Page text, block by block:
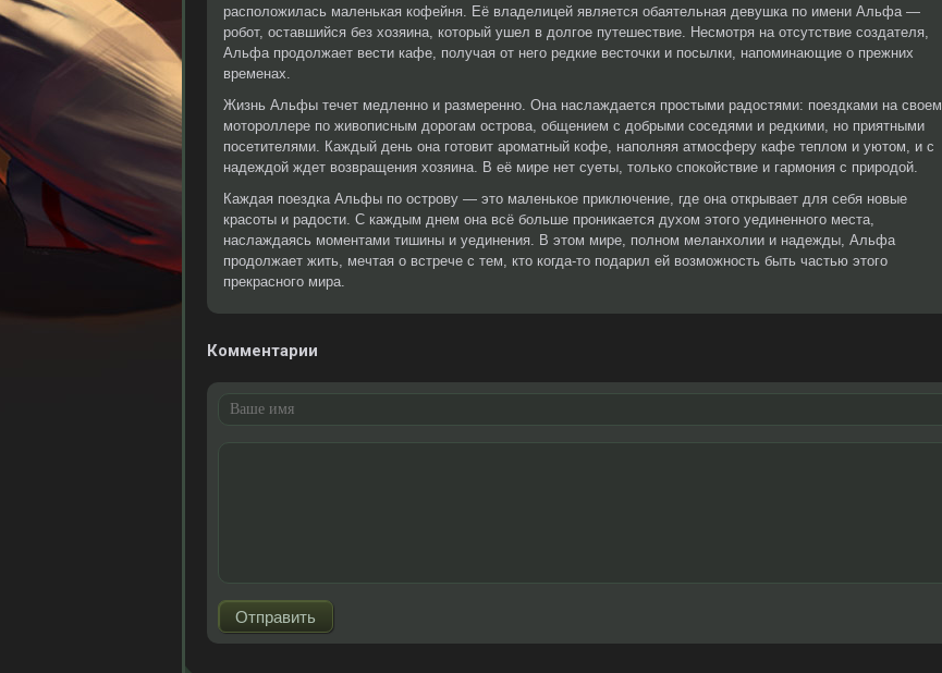
расположилась маленькая кофейня. Её владелицей является обаятельная девушка по имени Альфа —
робот, оставшийся без хозяина, который ушел в долгое путешествие. Несмотря на отсутствие создателя,
Альфа продолжает вести кафе, получая от него редкие весточки и посылки, напоминающие о прежних
временах.
Жизнь Альфы течет медленно и размеренно. Она наслаждается простыми радостями: поездками на своем
мотороллере по живописным дорогам острова, общением с добрыми соседями и редкими, но приятными
посетителями. Каждый день она готовит ароматный кофе, наполняя атмосферу кафе теплом и уютом, и с
надеждой ждет возвращения хозяина. В её мире нет суеты, только спокойствие и гармония с природой.
Каждая поездка Альфы по острову — это маленькое приключение, где она открывает для себя новые
красоты и радости. С каждым днем она всё больше проникается духом этого уединенного места,
наслаждаясь моментами тишины и уединения. В этом мире, полном меланхолии и надежды, Альфа
продолжает жить, мечтая о встрече с тем, кто когда-то подарил ей возможность быть частью этого
прекрасного мира.
Комментарии